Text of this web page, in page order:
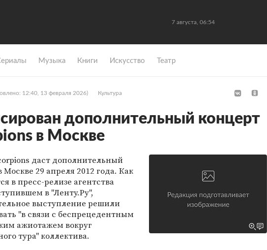
7 августа, 06:54
Музыка Книги Искусство Театр
12:40, 13 февраля 2026) Культура
дополнительный концерт
в Москве
даст дополнительный
Москве 29 апреля 2012 года. Как
в пресс-релизе агентства
в "Ленту.Ру",
выступление решили
"в связи с беспрецедентным
ажиотажем вокруг
тура" коллектива.